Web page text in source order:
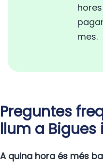
mes.
Preguntes
llum a Bigues
A quina hora és més